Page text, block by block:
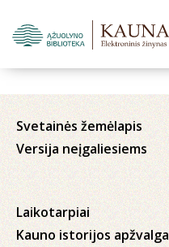
Svetainės žemėlapis
Versija neįgaliesiems
Laikotarpiai
Kauno istorijos apžvalga